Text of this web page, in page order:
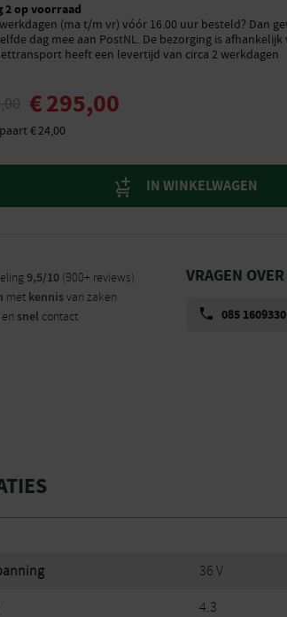
2 op voorraad
(ma t/m vr) vóór 16.00 uur besteld? Dan
dag mee aan PostNL. De bezorging is
heeft een levertijd van circa 2 werkdagen
€295,00
€24,00
IN WINKELWAGEN
9,5/10 (900+ reviews)
met kennisvan zaken
en snel contact
VRAGEN
085 1609330
36 V
4.3